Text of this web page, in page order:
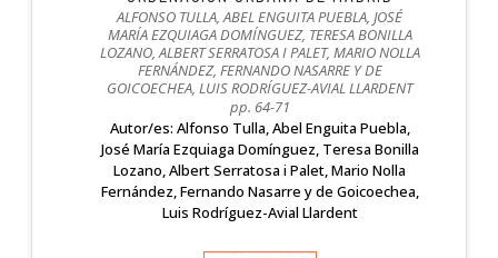
ALFONSO TULLA, ABEL ENGUITA PUEBLA, JOSÉ
MARÍA EZQUIAGA DOMÍNGUEZ, TERESA BONILLA
LOZANO, ALBERT SERRATOSA I PALET, MARIO NOLLA
FERNÁNDEZ, FERNANDO NASARRE Y DE
GOICOECHEA, LUIS RODRÍGUEZ-AVIAL LLARDENT
pp. 64-71
Autor/es: Alfonso Tulla, Abel Enguita Puebla,
José María Ezquiaga Domínguez, Teresa Bonilla
Lozano, Albert Serratosa i Palet, Mario Nolla
Fernández, Fernando Nasarre y de Goicoechea,
Luis Rodríguez-Avial Llardent